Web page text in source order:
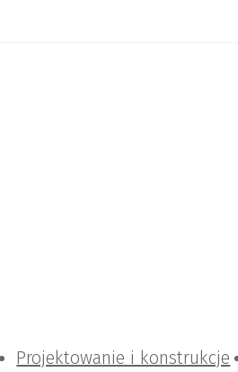
Projektowanie i konstrukcje